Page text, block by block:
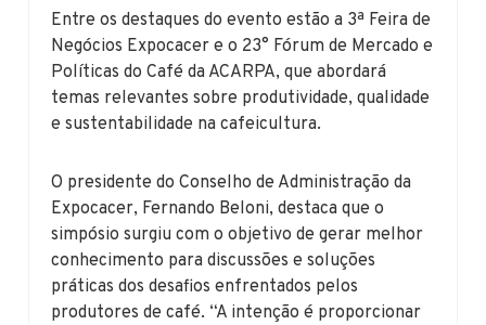
Entre os destaques do evento estão a 3ª Feira de
Negócios Expocacer e o 23° Fórum de Mercado e
Políticas do Café da ACARPA, que abordará
temas relevantes sobre produtividade, qualidade
e sustentabilidade na cafeicultura.
O presidente do Conselho de Administração da
Expocacer, Fernando Beloni, destaca que o
simpósio surgiu com o objetivo de gerar melhor
conhecimento para discussões e soluções
práticas dos desafios enfrentados pelos
produtores de café. “A intenção é proporcionar